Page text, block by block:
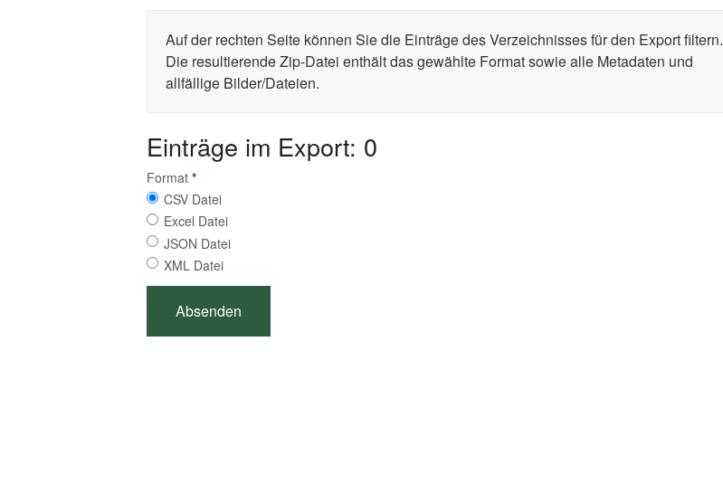
Auf der rechten Seite können Sie die Einträge des Verzeichnisses für den Export filtern.
Die resultierende Zip-Datei enthält das gewählte Format sowie alle Metadaten und
allfällige Bilder/Dateien.
Einträge im Export: 0
Format *
CSV Datei
Excel Datei
JSON Datei
XML Datei